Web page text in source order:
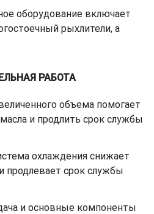
оборудование включает
рыхлители, а
РАБОТА
объема помогает
и продлить срок службы
охлаждения снижает
продлевает срок службы
и основные компоненты